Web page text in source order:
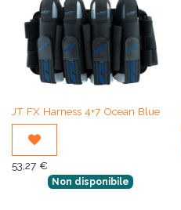
JT FX Harness 4+7 Ocean Blue
53,27 €
Non disponibile